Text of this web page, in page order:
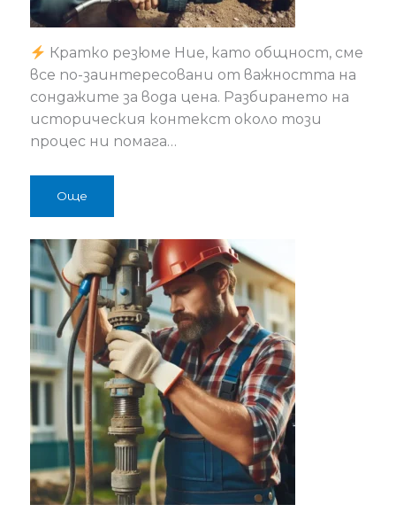
Кратко резюме Ние, като общност, сме
все по-заинтересовани от важността на
сондажите за вода цена. Разбирането на
историческия контекст около този
процес ни помага…
Още